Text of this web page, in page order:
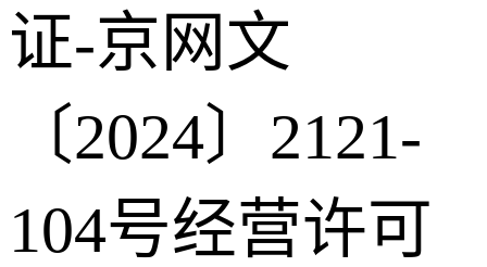
证-京网文
〔2024〕2121-
104号经营许可